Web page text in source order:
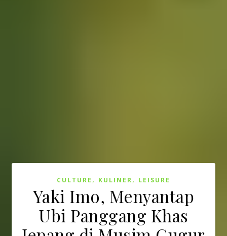
CULTURE , KULINER, LEISURE
Yaki Imo, Menyantap
Ubi Panggang Khas